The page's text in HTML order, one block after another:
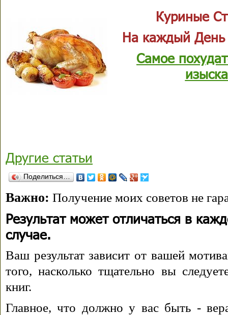
Куриные
На каждый
Самое
Другие статьи
Поделиться…
Важно: Получение моих советов не
Результат может отличаться в
случае.
Ваш результат зависит от вашей
того, насколько тщательно вы
книг.
Главное, что должно у вас быть -